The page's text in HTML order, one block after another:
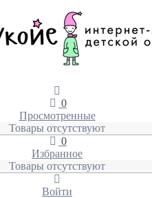
0
Просмотренные
Товары отсутствуют
0
Избранное
Товары отсутствуют
Войти